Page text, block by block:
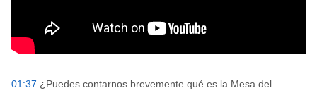
01:37 ¿Puedes contarnos brevemente qué es la Mesa del